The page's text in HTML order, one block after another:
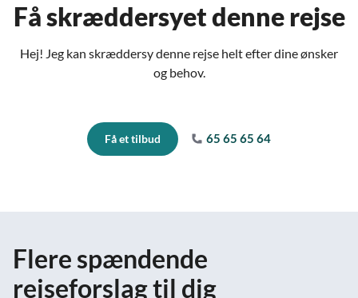
Få skræddersyet denne rejse
Hej! Jeg kan skræddersy denne rejse helt efter dine ønsker
og behov.
Få et tilbud 65 65 65 64
Flere spændende
rejseforslag til dig